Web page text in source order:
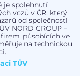
je spolehnutí
vozů v ČR, který
od společnosti
NORD GROUP –
působících ve
na technickou
TÜV